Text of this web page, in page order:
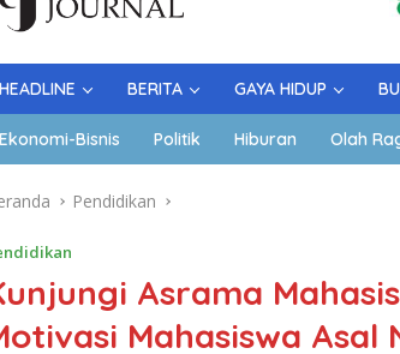
HEADLINE BERITA GAYA HIDUP
Ekonomi-Bisnis Politik Hiburan Olah
Pendidikan
Asrama
Mahasiswa Asal